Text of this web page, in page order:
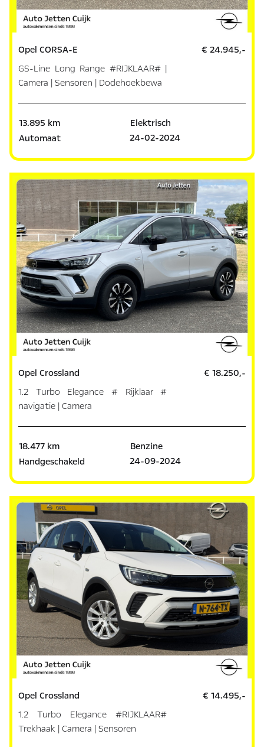
Opel CORSA-E
GS-Line Long Range #RIJKLAAR# |
Camera | Sensoren | Dodehoekbewa
€ 24.945,-
13.895 km
Elektrisch
Automaat
24-02-2024
Opel Crossland
1.2 Turbo Elegance # Rijklaar #
navigatie | Camera
€ 18.250,-
18.477 km
Benzine
Handgeschakeld
24-09-2024
Opel Crossland
1.2 Turbo Elegance #RIJKLAAR#
Trekhaak | Camera | Sensoren
€ 14.495,-